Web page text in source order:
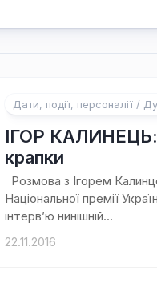
Дати, події, персоналії /
ІГОР КАЛИНЕЦЬ:
крапки
Розмова з Ігорем
Національної премії
інтерв’ю нинішній...
22.11.2016